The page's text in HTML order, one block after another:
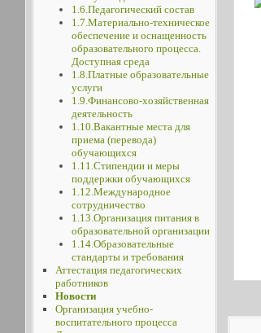
1.6.Педагогический состав
1.7.Материально-техническое
обеспечение и оснащенность
образовательного процесса.
Доступная среда
1.8.Платные образовательные
услуги
1.9.Финансово-хозяйственная
деятельность
1.10.Вакантные места для
приема (перевода)
обучающихся
1.11.Стипендии и меры
поддержки обучающихся
1.12.Международное
сотрудничество
1.13.Организация питания в
образовательной организации
1.14.Образовательные
стандарты и требования
Аттестация педагогических
работников
Новости
Организация учебно-
воспитательного процесса